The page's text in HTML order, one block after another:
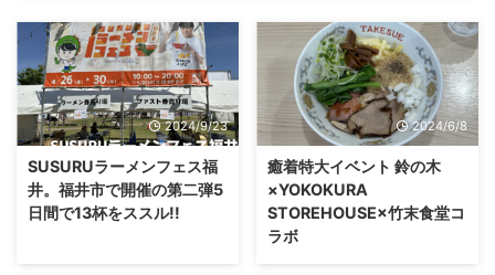
2024/9/23
SUSURUラーメンフェス福
井。福井市で開催の第二弾5
日間で13杯をススル!!
2024/6/8
癒着特大イベント 鈴の木
×YOKOKURA
STOREHOUSE×竹末食堂コ
ラボ